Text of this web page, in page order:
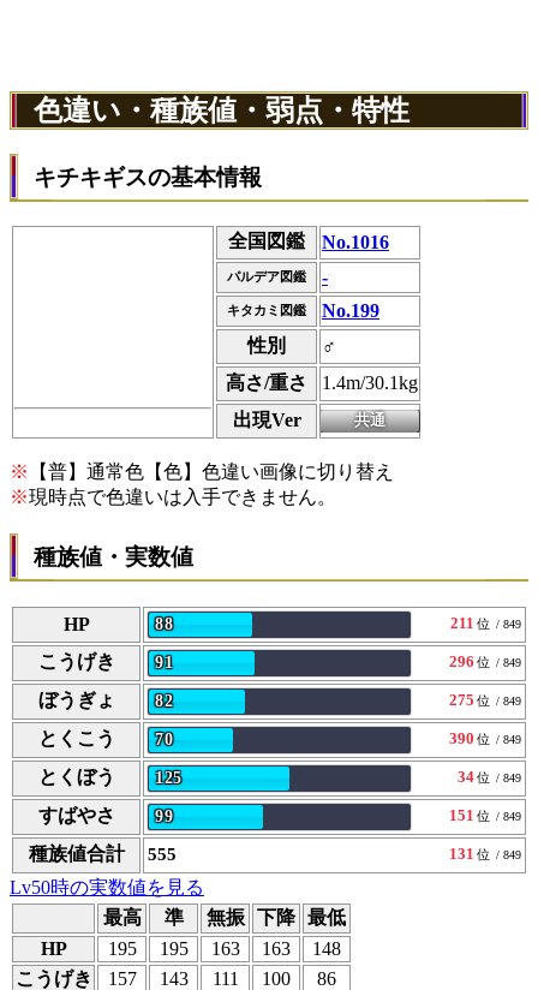
色違い・種族値・弱点・特性
キチキギスの基本情報
全国図鑑 No.1016
パルデア図鑑 -
キタカミ図鑑
No.199
性別
♂
高さ/重さ
1.4m/30.1kg
出現Ver
※
【普】通常色【色】色違い画像に切り替え
※現時点で色違いは入手できません。
種族値・実数値
HP 88 211 位 / 849
こうげき 91 296 位 / 849
ぼうぎょ 82 275 位 / 849
とくこう 70 390 位 / 849
とくぼう 125 34位 / 849
すばやさ 99 151 位 / 849
種族値合計 555 131 位 / 849
Lv50時の実数値を見る
最高
準 無振 下降 最低
HP
195 195 163 163
148
こうげき
157 143 111 100
86